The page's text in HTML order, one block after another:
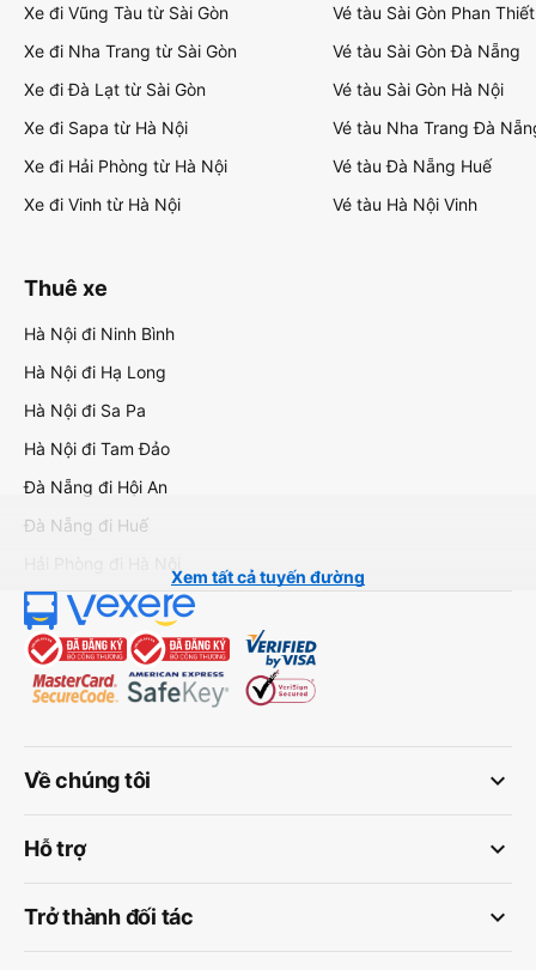
Xe đi Vũng Tàu từ Sài Gòn
Xe đi Nha Trang từ Sài Gòn
Xe đi Đà Lạt từ Sài Gòn
Xe đi Sapa từ Hà Nội
Xe đi Hải Phòng từ Hà Nội
Xe đi Vinh từ Hà Nội
Vé tàu Sài Gòn Phan Thiết
Vé tàu Sài Gòn Đà Nẵng
Vé tàu Sài Gòn Hà Nội
Vé tàu Nha Trang Đà
Vé tàu Đà Nẵng Huế
Vé tàu Hà Nội Vinh
Thuê xe
Hà Nội đi Ninh Bình
Hà Nội đi Hạ Long
Hà Nội đi Sa Pa
Hà Nội đi Tam Đảo
Đà Nẵng đi Hội An
Đà Nẵng đi Huế
Xem tất cả tuyến đường
keyboard_arrow_down
Về chúng tôi
keyboard_arrow_down
Hỗ trợ
keyboard_arrow_down
Trở thành đối tác